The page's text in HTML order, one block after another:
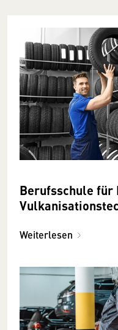
Berufsschule für
Weiterlesen